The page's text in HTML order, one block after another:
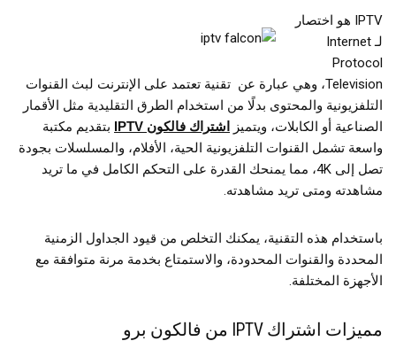
IPTV هو اختصار
لـ Internet
Protocol
Television، وهي عبارة عن تقنية تعتمد على الإنترنت لبث القنوات
التلفزيونية والمحتوى بدلًا من استخدام الطرق التقليدية مثل الأقمار
الصناعية أو الكابلات، ويتميز
اشتراك فالكون IPTV
بتقديم مكتبة
واسعة تشمل القنوات التلفزيونية الحية، الأفلام، والمسلسلات بجودة
تصل إلى 4K، مما يمنحك القدرة على التحكم الكامل في ما تريد
مشاهدته ومتى تريد مشاهدته.
باستخدام هذه التقنية، يمكنك التخلص من قيود الجداول الزمنية
المحددة والقنوات المحدودة، والاستمتاع بخدمة مرنة متوافقة مع
الأجهزة المختلفة.
مميزات اشتراك IPTV من فالكون برو